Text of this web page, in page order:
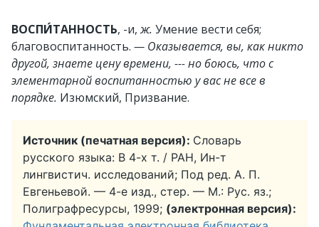
ВОСПИ́ТАННОСТЬ, -и,ж. Умение вести себя;
благовоспитанность. — Оказывается, вы, как никто
другой, знаете цену времени, --- но боюсь, что с
элементарной воспитанностью у вас не все в
порядке. Изюмский, Призвание.
Источник (печатная версия): Словарь
русского языка: В 4-х т. / РАН, Ин-т
лингвистич. исследований; Под ред. А. П.
Евгеньевой. — 4-е изд., стер. — М.: Рус. яз.;
Полиграфресурсы, 1999; (электронная версия):